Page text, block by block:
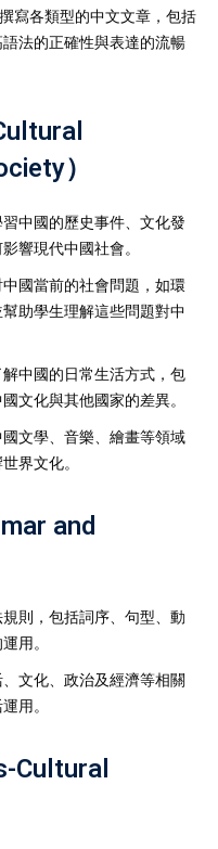
寫各類型的中文文章，包括
法的正確性與表達的流暢
）
習中國的歷史事件、文化發
響現代中國社會。
中國當前的社會問題，如環
助學生理解這些問題對中
解中國的日常生活方式，包
文化與其他國家的差異。
國文學、音樂、繪畫等領域
界文化。
and
則，包括詞序、句型、動
用。
文化、政治及經濟等相關
用。
Cultural